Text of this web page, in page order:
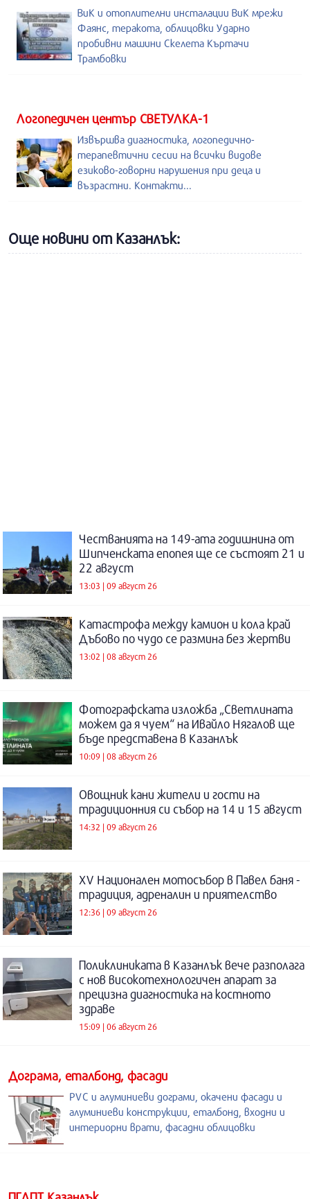
ВиК и отоплителни инсталации ВиК мрежи
Фаянс, теракота, облицовки Ударно
пробивни машини Скелета Къртачи
Трамбовки
Логопедичен център СВЕТУЛКА-1
Извършва диагностика, логопедично-
терапевтични сесии на всички видове
езиково-говорни нарушения при деца и
възрастни. Контакти...
Още новини от Казанлък:
Честванията на 149-ата годишнина от
Шипченската епопея ще се състоят 21 и
22 август
13:03 | 09 август 26
Катастрофа между камион и кола край
Дъбово по чудо се размина без жертви
13:02 | 08 август 26
Фотографската изложба „Светлината
можем да я чуем“ на Ивайло Нягалов ще
бъде представена в Казанлък
10:09 | 08 август 26
Овощник кани жители и гости на
традиционния си събор на 14 и 15 август
14:32 | 09 август 26
XV Национален мотосъбор в Павел баня -
традиция, адреналин и приятелство
12:36 | 09 август 26
Поликлиниката в Казанлък вече разполага
с нов високотехнологичен апарат за
прецизна диагностика на костното
здраве
15:09 | 06 август 26
Дограма, еталбонд, фасади
PVC и алуминиеви дограми, окачени фасади и
алуминиеви конструкции, еталбонд, входни и
интериорни врати, фасадни облицовки